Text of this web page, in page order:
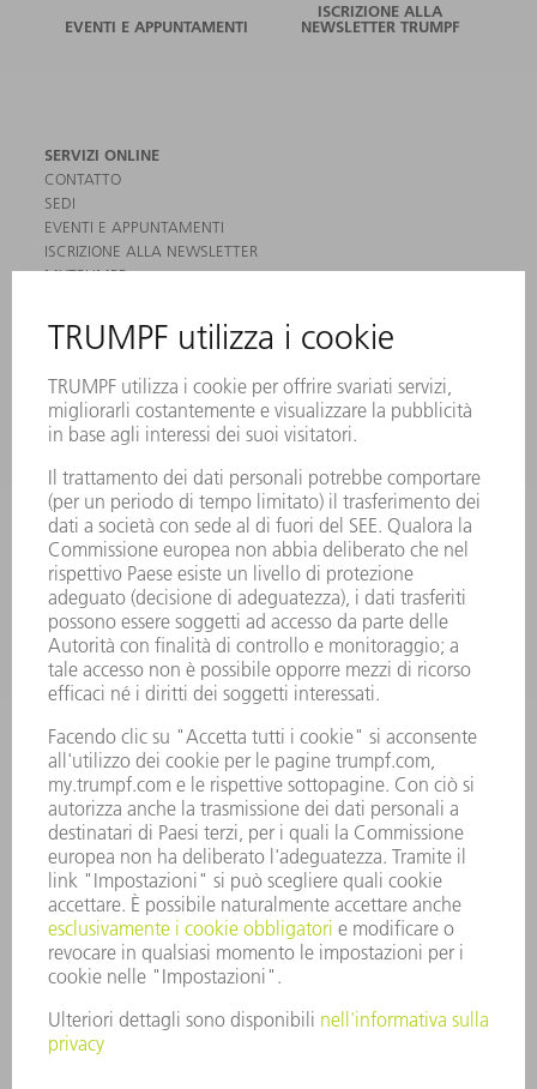
EVENTI E APPUNTAMENTI
ISCRIZIONE ALLA
NEWSLETTER TRUMPF
SERVIZI ONLINE
CONTATTO
SEDI
EVENTI E APPUNTAMENTI
ISCRIZIONE ALLA NEWSLETTER
MYTRUMPF
PRODOTTI
MACCHINE & SISTEMI
ELETTRONICA DI POTENZA
MACCHINE UTENSILI ELETTRICHE
SMART FACTORY
SOFTWARE
SERVICES
APPLICAZIONI
SETTORI
L'AZIENDA
CARRIERA
OFFERTE DI LAVORO
PROFILO DELL'AZIENDA
PRESIDENZA
RELAZIONE DI BILANCIO
PRINCIPI AZIENDALI
COMPLIANCE
SISTEMA DI WHISTLEBLOWING
SECURITY
COMUNICATI STAMPA
RIVISTE
SOSTENIBILITÀ
CLIMA E AMBIENTE
IMPEGNO SOCIALE E COMUNITARIO
GOVERNANCE AZIENDALE